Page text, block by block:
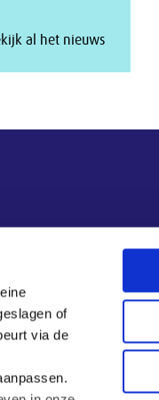
of
via de
al het nieuws